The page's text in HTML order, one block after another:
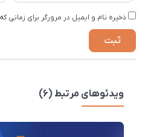
ذخیره نام و ایمیل در مرورگر برای
ویدئوهای مرتبط (6)